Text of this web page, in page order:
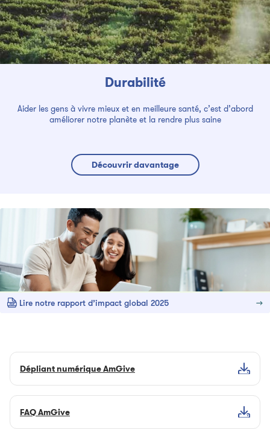
Durabilité
Aider les gens à vivre mieux et en meilleure santé, c’est d’abord
améliorer notre planète et la rendre plus saine
Découvrir davantage
Lire notre rapport d’impact global 2025
Dépliant numérique AmGive
FAQ AmGive